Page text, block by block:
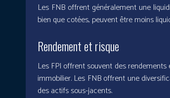
Les FNB offrent généralement une
bien que cotées, peuvent être moins
Rendement et risque
Les FPI offrent souvent des
immobilier. Les FNB offrent une
des actifs sous-jacents.